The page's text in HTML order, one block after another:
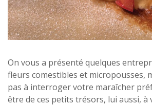
On vous a présenté quelques
fleurs comestibles et micropousses,
pas à interroger votre maraîcher
être de ces petits trésors, lui aussi, à